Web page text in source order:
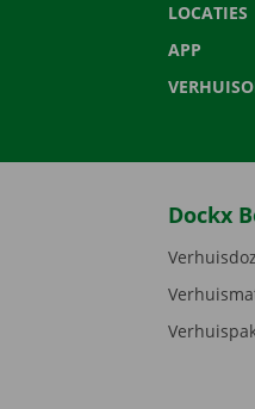
LOCATIES
APP
Dockx